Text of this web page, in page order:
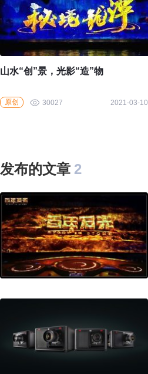
山水“创”景，光影“造”物
原创 30027 2021-03-10
发布的文章 2